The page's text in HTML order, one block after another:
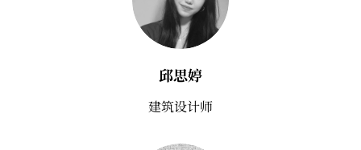
邱思婷
建筑设计师